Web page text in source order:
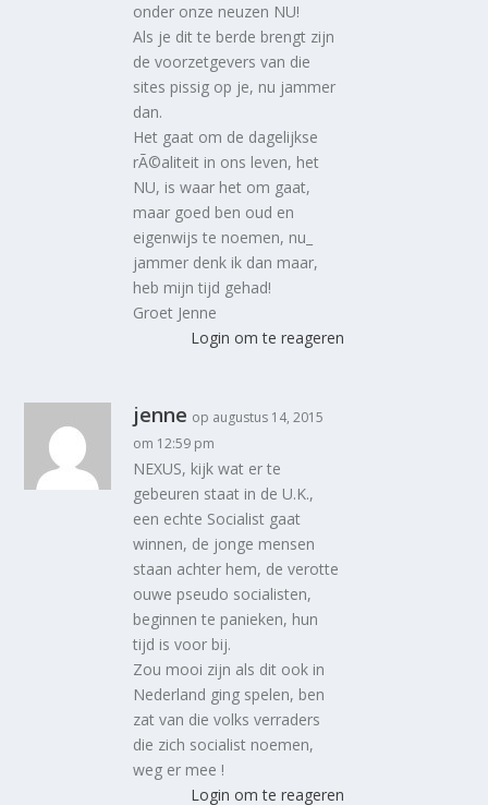
onder onze neuzen NU!
Als je dit te berde brengt zijn
de voorzetgevers van die
sites pissig op je, nu jammer
dan.
Het gaat om de dagelijkse
rÃ©aliteit in ons leven, het
NU, is waar het om gaat,
maar goed ben oud en
eigenwijs te noemen, nu_
jammer denk ik dan maar,
heb mijn tijd gehad!
Groet Jenne
Login om te reageren
jenne op augustus 14, 2015
om 12:59 pm
NEXUS, kijk wat er te
gebeuren staat in de U.K.,
een echte Socialist gaat
winnen, de jonge mensen
staan achter hem, de verotte
ouwe pseudo socialisten,
beginnen te panieken, hun
tijd is voor bij.
Zou mooi zijn als dit ook in
Nederland ging spelen, ben
zat van die volks verraders
die zich socialist noemen,
weg er mee !
Login om te reageren